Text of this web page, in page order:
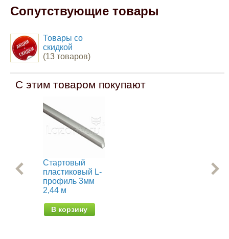
Сопутствующие товары
Товары со
скидкой
(13 товаров)
С этим товаром покупают
Стартовый
пластиковый L-
профиль 3мм
2,44 м
В корзину